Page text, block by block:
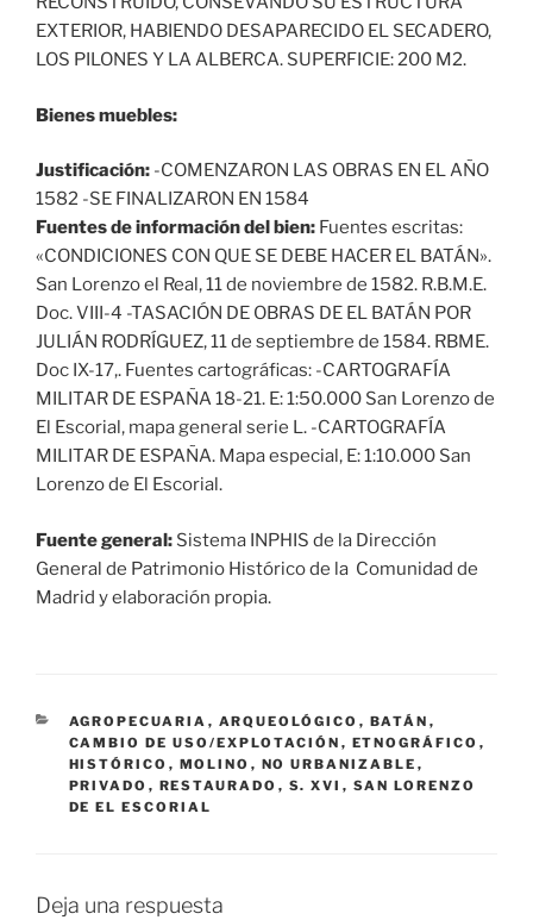
EXTERIOR, HABIENDO DESAPARECIDO EL SECADERO,
LOS PILONES Y LA ALBERCA. SUPERFICIE: 200 M2.
Bienes muebles:
Justificación: -COMENZARON LAS OBRAS EN EL AÑO
1582 -SE FINALIZARON EN 1584
Fuentes de información del bien: Fuentes escritas:
«CONDICIONES CON QUE SE DEBE HACER EL BATÁN».
San Lorenzo el Real, 11 de noviembre de 1582. R.B.M.E.
Doc. VIII-4 -TASACIÓN DE OBRAS DE EL BATÁN POR
JULIÁN RODRÍGUEZ, 11 de septiembre de 1584. RBME.
Doc IX-17,. Fuentes cartográficas: -CARTOGRAFÍA
MILITAR DE ESPAÑA 18-21. E: 1:50.000 San Lorenzo de
El Escorial, mapa general serie L. -CARTOGRAFÍA
MILITAR DE ESPAÑA. Mapa especial, E: 1:10.000 San
Lorenzo de El Escorial.
Fuente general: Sistema INPHIS de la Dirección
General de Patrimonio Histórico de la Comunidad de
Madrid y elaboración propia.
CATEGORÍAS
AGROPECUARIA , ARQUEOLÓGICO , BATÁN ,
CAMBIO DE USO/EXPLOTACIÓN , ETNOGRÁFICO ,
HISTÓRICO , MOLINO , NO URBANIZABLE ,
PRIVADO , RESTAURADO , S. XVI , SAN LORENZO
DE EL ESCORIAL
Deja una respuesta